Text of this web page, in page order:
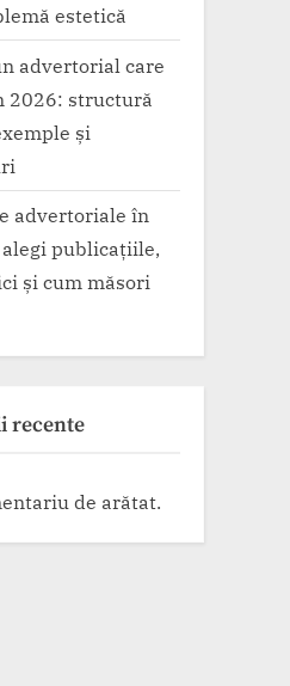
estetică
advertorial care
2026: structură
și
advertoriale în
publicațiile,
și cum măsori
recente
de arătat.